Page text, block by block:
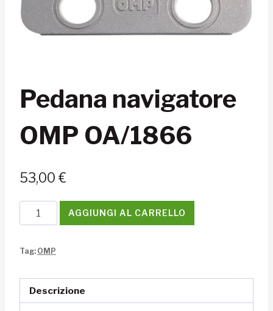
Pedana navigatore
OMP OA/1866
53,00 €
Pedana
navigatore
OA/1866
AGGIUNGI AL CARRELLO
Tag: OMP
Descrizione